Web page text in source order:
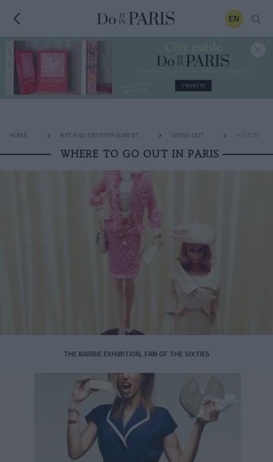
EN
HOME ART AND ENTERTAINMENT GOING OUT HISTORY
WHERE TO GO OUT IN PARIS
THE BARBIE EXHIBITION, FAN OF THE SIXTIES